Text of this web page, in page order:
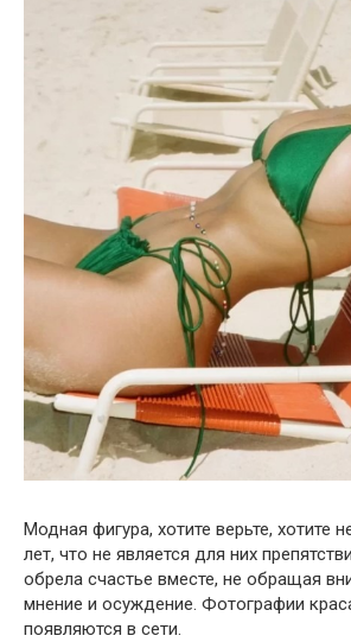
Модная фигура, хотите верьте, хотите
лет, что не является для них
обрела счастье вместе, не обращая
мнение и осуждение. Фотографии
появляются в сети.